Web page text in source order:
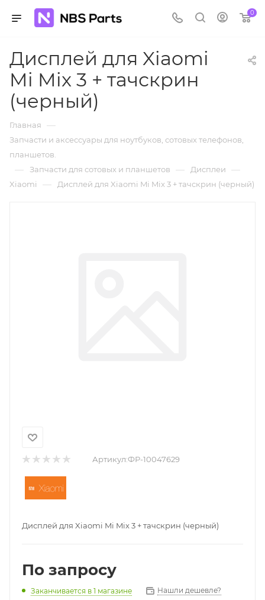
0
Дисплей для Xiaomi
Mi Mix 3 + тачскрин
(черный)
Главная —
Запчасти и аксессуары для ноутбуков, сотовых телефонов,
планшетов.
— Запчасти для сотовых и планшетов — Дисплеи —
Xiaomi — Дисплей для Xiaomi Mi Mix 3 + тачскрин (черный)
Артикул:ФР-10047629
Дисплей для Xiaomi Mi Mix 3 + тачскрин (черный)
По запросу
Заканчивается в 1 магазине Нашли дешевле?